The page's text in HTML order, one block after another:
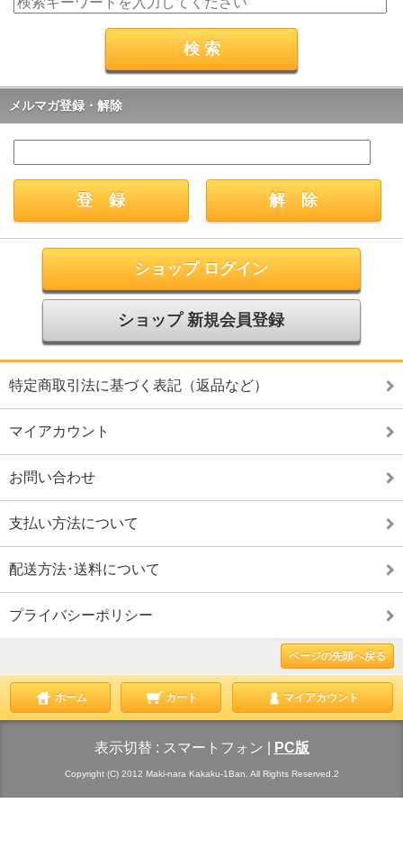
メルマガ登録・解除
ショップ ログイン
ショップ 新規会員登録
特定商取引法に基づく表記（返品など）
マイアカウント
お問い合わせ
支払い方法について
配送方法･送料について
プライバシーポリシー
ページの先頭へ戻る
ホーム カート マイアカウント
表示切替 : スマートフォン PC版
Copyright (C) 2012 Maki-nara Kakaku-1Ban. All Rights Reserved.2